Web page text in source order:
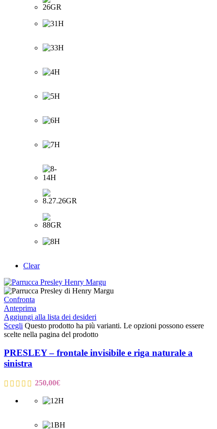
Clear
Confronta
Anteprima
Aggiungi alla lista dei desideri
Scegli Questo prodotto ha più varianti. Le opzioni possono essere
scelte nella pagina del prodotto
PRESLEY – frontale invisibile e riga naturale a
sinistra
250,00€